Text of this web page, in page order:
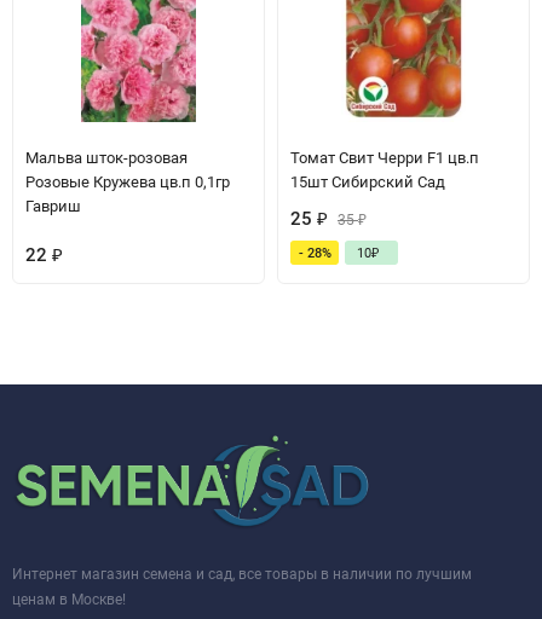
Мальва шток-розовая
Розовые Кружева цв.п 0,1гр
Гавриш
22 ₽
Томат Свит Черри F1 цв.п
15шт Сибирский Сад
25 ₽ 35₽
- 28% 10₽
Интернет магазин семена и сад, все товары в наличии по лучшим
ценам в Москве!